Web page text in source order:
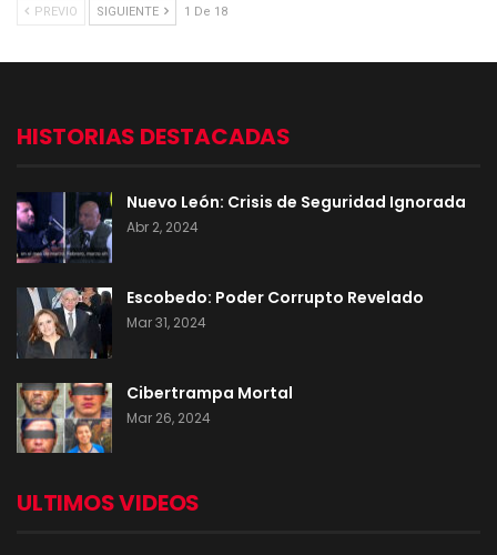
PREVIO SIGUIENTE 1 De 18
HISTORIAS DESTACADAS
Nuevo León: Crisis de Seguridad Ignorada
Abr 2, 2024
Escobedo: Poder Corrupto Revelado
Mar 31, 2024
Cibertrampa Mortal
Mar 26, 2024
ULTIMOS VIDEOS